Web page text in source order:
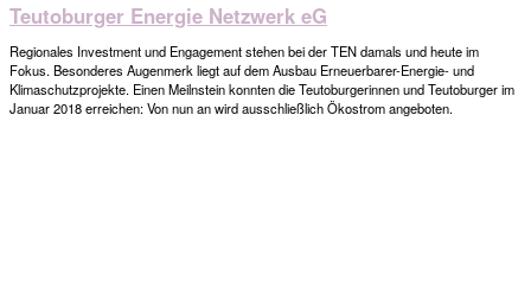
Teutoburger Energie Netzwerk eG
Regionales Investment und Engagement stehen bei der TEN damals und heute im
Fokus. Besonderes Augenmerk liegt auf dem Ausbau Erneuerbarer-Energie- und
Klimaschutzprojekte. Einen Meilnstein konnten die Teutoburgerinnen und Teutoburger im
Januar 2018 erreichen: Von nun an wird ausschließlich Ökostrom angeboten.